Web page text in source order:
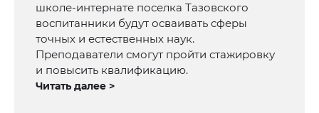
школе-интернате поселка Тазовского
воспитанники будут осваивать сферы
точных и естественных наук.
Преподаватели смогут пройти стажировку
и повысить квалификацию.
Читать далее >